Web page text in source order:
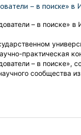
– в поиске» в
– в поиске» в
практическая
– в поиске»,
сообщества